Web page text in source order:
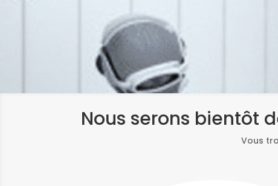
Nous serons bientôt
Vous